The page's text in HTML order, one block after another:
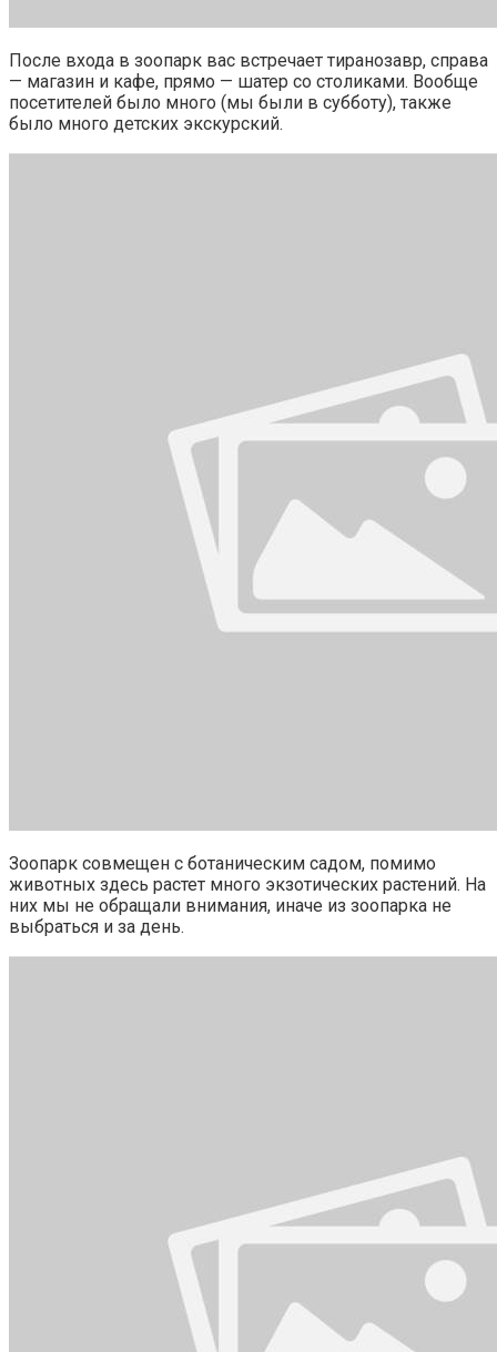
После входа в зоопарк вас встречает тиранозавр, справа
— магазин и кафе, прямо — шатер со столиками. Вообще
посетителей было много (мы были в субботу), также
было много детских экскурский.
Зоопарк совмещен с ботаническим садом, помимо
животных здесь растет много экзотических растений. На
них мы не обращали внимания, иначе из зоопарка не
выбраться и за день.